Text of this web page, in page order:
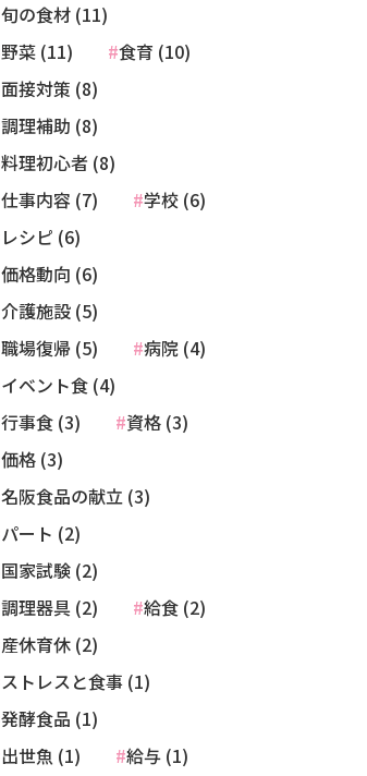
旬の食材 (11)
野菜 (11)
食育 (10)
面接対策 (8)
調理補助 (8)
料理初心者 (8)
仕事内容 (7)
学校 (6)
レシピ (6)
価格動向 (6)
介護施設 (5)
職場復帰 (5)
病院 (4)
イベント食 (4)
行事食 (3)
資格 (3)
価格 (3)
名阪食品の献立 (3)
パート (2)
国家試験 (2)
調理器具 (2)
給食 (2)
産休育休 (2)
ストレスと食事 (1)
発酵食品 (1)
出世魚 (1)
給与 (1)